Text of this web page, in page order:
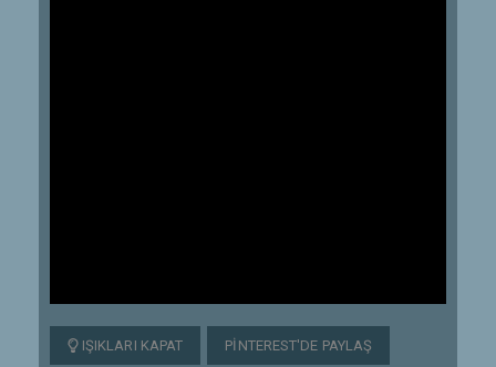
IŞIKLARI KAPAT PINTEREST'DE PAYLAŞ